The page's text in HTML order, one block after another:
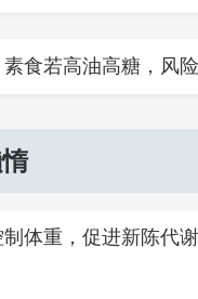
食若高油高糖，风
体重，促进新陈代